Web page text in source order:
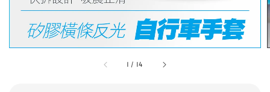
1 / 14